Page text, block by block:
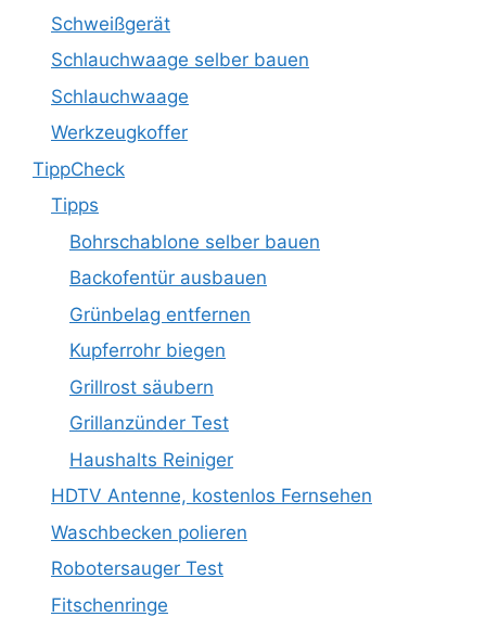
Schweißgerät
Schlauchwaage selber bauen
Schlauchwaage
Werkzeugkoffer
TippCheck
Tipps
Bohrschablone selber bauen
Backofentür ausbauen
Grünbelag entfernen
Kupferrohr biegen
Grillrost säubern
Grillanzünder Test
Haushalts Reiniger
HDTV Antenne, kostenlos Fernsehen
Waschbecken polieren
Robotersauger Test
Fitschenringe